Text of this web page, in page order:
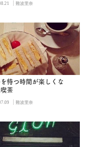
| 難波里奈
待つ時間が楽しくな
茶
| 難波里奈